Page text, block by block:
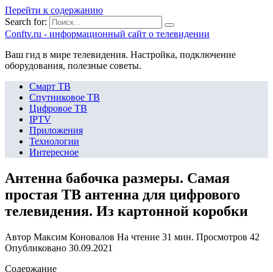
Перейти к содержанию
Search for:
Сonftv.ru - информационный сайт о телевидении
Ваш гид в мире телевидения. Настройка, подключение
оборудования, полезные советы.
Смарт ТВ
Спутниковое ТВ
Цифровое ТВ
IPTV
Приложения
Технологии
Интересное
Антенна бабочка размеры. Самая
простая ТВ антенна для цифрового
телевидения. Из картонной коробки
Автор Максим Коновалов На чтение 31 мин. Просмотров 42
Опубликовано 30.09.2021
Содержание